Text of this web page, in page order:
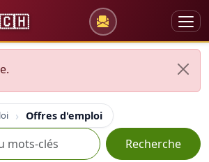
🇨🇭
Offres d'emploi
Recherche